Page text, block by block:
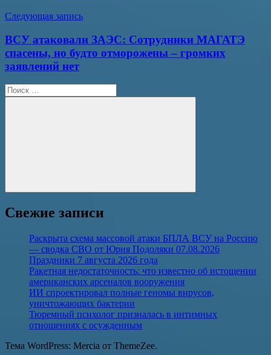
Следующая запись
ВСУ атаковали ЗАЭС: Сотрудники МАГАТЭ
спасены, но будто отморожены – громких
заявлений нет
Поиск
для:
Поиск
Свежие записи
Раскрыта схема массовой атаки БПЛА ВСУ на Россию
— сводка СВО от Юрия Подоляки 07.08.2026
Праздники 7 августа 2026 года
Ракетная недостаточность: что известно об истощении
американских арсеналов вооружения
ИИ спроектировал полные геномы вирусов,
уничтожающих бактерии
Тюремный психолог призналась в интимных
отношениях с осужденным
Тема WordPress: Mercia от ThemeZee.